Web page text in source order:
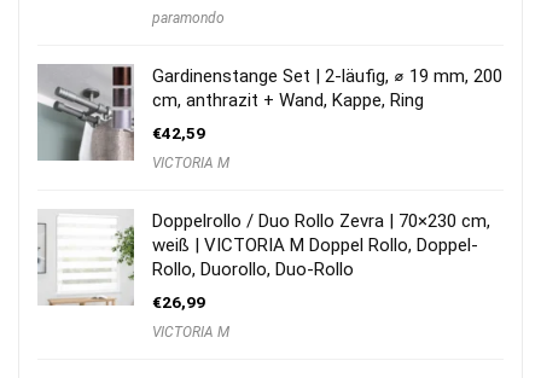
paramondo
Gardinenstange Set | 2-läufig, ⌀ 19 mm, 200
cm, anthrazit + Wand, Kappe, Ring
€42,59
VICTORIA M
Doppelrollo / Duo Rollo Zevra | 70×230 cm,
weiß | VICTORIA M Doppel Rollo, Doppel-
Rollo, Duorollo, Duo-Rollo
€26,99
VICTORIA M